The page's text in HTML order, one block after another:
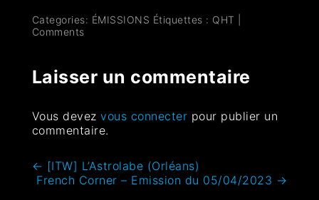
Categories: ÉMISSIONS Étiquettes : QHT
Comments
Laisser un commentaire
Vous devezvous connecter pour publier un
commentaire.
← [ITW] L’Astrolabe (Orléans)
French Corner – Emission du 05/04/2023 →